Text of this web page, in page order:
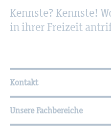
Kennste? Kennste!
in ihrer Frei­zeit
Wei­ter­füh­ren­de
Kontakt
Unsere Fachbereiche